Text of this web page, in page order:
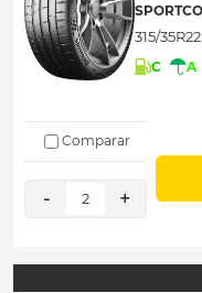
315/35R22
C A
Comparar
- 2 +